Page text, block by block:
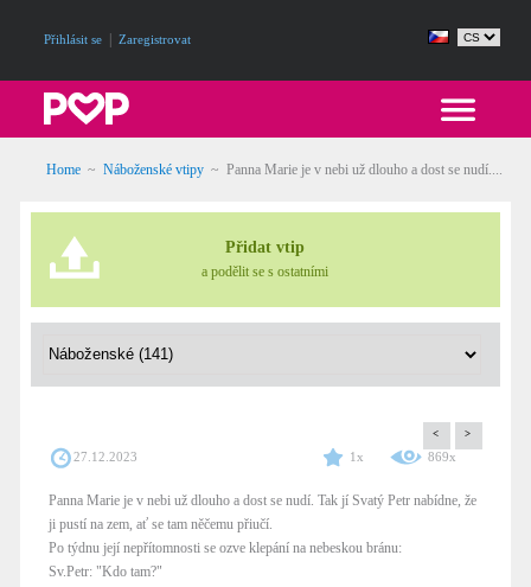
Přihlásit se Zaregistrovat
Home ~ Náboženské vtipy ~ Panna Marie je v nebi už dlouho a dost se nudí....
Přidat vtip
a podělit se s ostatními
< >
27.12.2023 1x 869x
Panna Marie je v nebi už dlouho a dost se nudí. Tak jí Svatý Petr nabídne, že
ji pustí na zem, ať se tam něčemu přiučí.
Po týdnu její nepřítomnosti se ozve klepání na nebeskou bránu:
Sv.Petr: "Kdo tam?"